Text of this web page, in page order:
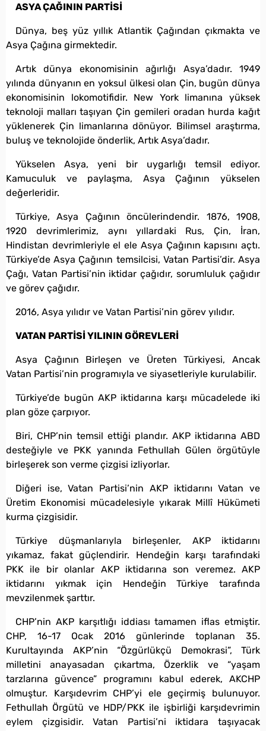
ASYA ÇAĞININ PARTİSİ
Dünya, beş yüz yıllık Atlantik Çağından çıkmakta ve
Asya Çağına girmektedir.
Artık dünya ekonomisinin ağırlığı Asya’dadır. 1949
yılında dünyanın en yoksul ülkesi olan Çin, bugün dünya
ekonomisinin lokomotifidir. New York limanına yüksek
teknoloji malları taşıyan Çin gemileri oradan hurda kağıt
yüklenerek Çin limanlarına dönüyor. Bilimsel araştırma,
buluş ve teknolojide önderlik, Artık Asya’dadır.
Yükselen Asya, yeni bir uygarlığı temsil ediyor.
Kamuculuk ve paylaşma, Asya Çağının yükselen
değerleridir.
Türkiye, Asya Çağının öncülerindendir. 1876, 1908,
1920 devrimlerimiz, aynı yıllardaki Rus, Çin, İran,
Hindistan devrimleriyle el ele Asya Çağının kapısını açtı.
Türkiye’de Asya Çağının temsilcisi, Vatan Partisi’dir. Asya
Çağı, Vatan Partisi’nin iktidar çağıdır, sorumluluk çağıdır
ve görev çağıdır.
2016, Asya yılıdır ve Vatan Partisi’nin görev yılıdır.
VATAN PARTİSİ YILININ GÖREVLERİ
Asya Çağının Birleşen ve Üreten Türkiyesi, Ancak
Vatan Partisi’nin programıyla ve siyasetleriyle kurulabilir.
Türkiye’de bugün AKP iktidarına karşı mücadelede iki
plan göze çarpıyor.
Biri, CHP’nin temsil ettiği plandır. AKP iktidarına ABD
desteğiyle ve PKK yanında Fethullah Gülen örgütüyle
birleşerek son verme çizgisi izliyorlar.
Diğeri ise, Vatan Partisi’nin AKP iktidarını Vatan ve
Üretim Ekonomisi mücadelesiyle yıkarak Millî Hükümeti
kurma çizgisidir.
Türkiye düşmanlarıyla birleşenler, AKP iktidarını
yıkamaz, fakat güçlendirir. Hendeğin karşı tarafındaki
PKK ile bir olanlar AKP iktidarına son veremez. AKP
iktidarını yıkmak için Hendeğin Türkiye tarafında
mevzilenmek şarttır.
CHP’nin AKP karşıtlığı iddiası tamamen iflas etmiştir.
CHP, 16-17 Ocak 2016 günlerinde toplanan 35.
Kurultayında AKP’nin “Özgürlükçü Demokrasi”, Türk
milletini anayasadan çıkartma, Özerklik ve “yaşam
tarzlarına güvence” programını kabul ederek, AKCHP
olmuştur. Karşıdevrim CHP’yi ele geçirmiş bulunuyor.
Fethullah Örgütü ve HDP/PKK ile işbirliği karşıdevrimin
eylem çizgisidir. Vatan Partisi’ni iktidara taşıyacak